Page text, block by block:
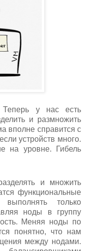
у нас есть
и размножить
вполне справится с
устройств много.
на уровне. Гибель
и множить
функциональные
выполнять только
ноды в группу
Меняя ноды по
понятно, что нам
между нодами.